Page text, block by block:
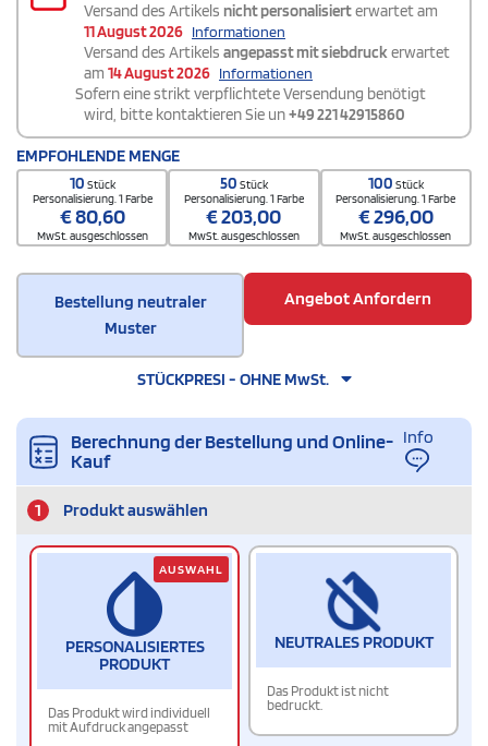
Versand des Artikels nicht personalisierterwartet am
11 August 2026 Informationen
Versand des Artikels angepasst mit siebdruckerwartet
am 14 August 2026 Informationen
Sofern eine strikt verpflichtete Versendung benötigt
wird, bitte kontaktieren Sie un+49 221 42915860
EMPFOHLENDE MENGE
10 Stück
Personalisierung. 1 Farbe
€80,60
MwSt. ausgeschlossen
50 Stück
Personalisierung. 1 Farbe
€203,00
MwSt. ausgeschlossen
100 Stück
Personalisierung. 1 Farbe
€296,00
MwSt. ausgeschlossen
Bestellung neutraler
Muster
Angebot Anfordern
STÜCKPRESI - OHNE MwSt.
Berechnung der Bestellung und Online-
Kauf
Info
1 Produkt auswählen
PERSONALISIERTES
PRODUKT
Das Produkt wird individuell
mit Aufdruck angepasst
AUSWAHL
NEUTRALES PRODUKT
Das Produkt ist nicht
bedruckt.